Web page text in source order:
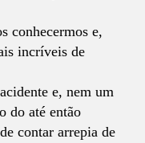
conhecermos e,
incríveis de
e, nem um
do até então
contar arrepia de